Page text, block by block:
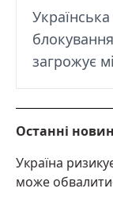
загрожує
Останні
Україна
може